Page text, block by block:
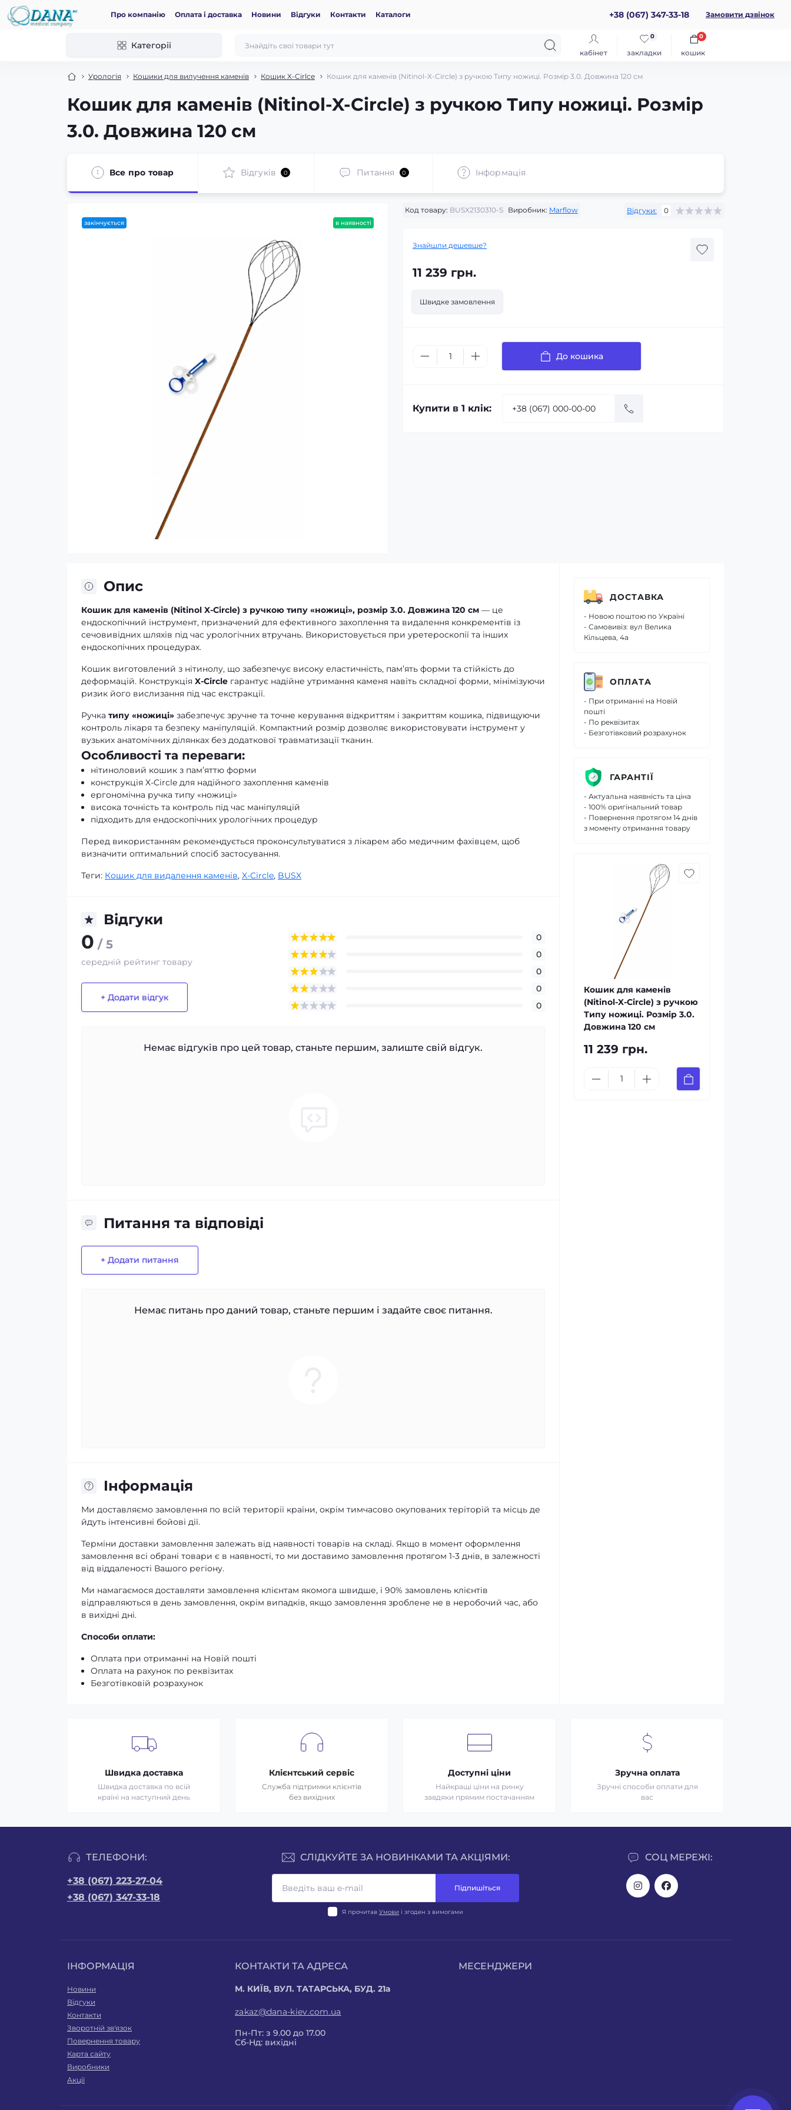
Про компанію Оплата і доставка Новини Відгуки Контакти Каталоги +38 (067) 347-33-18 Замовити дзвінок
Категорії
кабінет закладки
0
кошик
0
Урологія Кошики для вилучення каменів Кошик X-Cirlce Кошик для каменів (Nitinol-X-Circle) з ручкою Типу ножиці. Розмір 3.0. Довжина 120 см
Кошик для каменів (Nitinol-X-Circle) з ручкою Типу ножиці. Розмір
3.0. Довжина 120 см
Все про товар Відгуків 0 Питання 0 Iнформація
закінчується в наявності
Код товару: BUSX2130310-S Виробник: Marflow Відгуки: 0
Знайшли дешевше?
11 239 грн.
Швидке замовлення
До кошика
Купити в 1 клік:
Опис
Кошик для каменів (Nitinol X-Circle) з ручкою типу «ножиці», розмір 3.0. Довжина 120 см — це
ендоскопічний інструмент, призначений для ефективного захоплення та видалення конкрементів із
сечовивідних шляхів під час урологічних втручань. Використовується при уретероскопії та інших
ендоскопічних процедурах.
Кошик виготовлений з нітинолу, що забезпечує високу еластичність, пам’ять форми та стійкість до
деформацій. Конструкція X-Circle гарантує надійне утримання каменя навіть складної форми, мінімізуючи
ризик його вислизання під час екстракції.
Ручка типу «ножиці» забезпечує зручне та точне керування відкриттям і закриттям кошика, підвищуючи
контроль лікаря та безпеку маніпуляцій. Компактний розмір дозволяє використовувати інструмент у
вузьких анатомічних ділянках без додаткової травматизації тканин.
Особливості та переваги:
нітиноловий кошик з пам’яттю форми
конструкція X-Circle для надійного захоплення каменів
ергономічна ручка типу «ножиці»
висока точність та контроль під час маніпуляцій
підходить для ендоскопічних урологічних процедур
Перед використанням рекомендується проконсультуватися з лікарем або медичним фахівцем, щоб
визначити оптимальний спосіб застосування.
Теги: Кошик для видалення каменів, X-Circle, BUSX
Відгуки
0 / 5
середній рейтинг товару
+ Додати відгук
0
0
0
0
0
Немає відгуків про цей товар, станьте першим, залиште свій відгук.
Питання та відповіді
+ Додати питання
Немає питань про даний товар, станьте першим і задайте своє питання.
Iнформація
Ми доставляємо замовлення по всій території країни, окрім тимчасово окупованих теріторій та місць де
йдуть інтенсивні бойові дії.
Терміни доставки замовлення залежать від наявності товарів на складі. Якщо в момент оформлення
замовлення всі обрані товари є в наявності, то ми доставимо замовлення протягом 1-3 днів, в залежності
від віддаленості Вашого регіону.
Ми намагаємося доставляти замовлення клієнтам якомога швидше, і 90% замовлень клієнтів
відправляються в день замовлення, окрім випадків, якщо замовлення зроблене не в неробочий час, або
в вихідні дні.
Способи оплати:
Оплата при отриманні на Новій пошті
Оплата на рахунок по реквізитах
Безготівковій розрахунок
ДОСТАВКА
- Новою поштою по Україні
- Самовивіз: вул Велика
Кільцева, 4а
ОПЛАТА
- При отриманні на Новій
пошті
- По реквізитах
- Безготівковий розрахунок
ГАРАНТІЇ
- Актуальна наявність та ціна
- 100% оригінальний товар
- Повернення протягом 14 днів
з моменту отримання товару
Кошик для каменів
(Nitinol-X-Circle) з ручкою
Типу ножиці. Розмір 3.0.
Довжина 120 см
11 239 грн.
Швидка доставка
Швидка доставка по всій
країні на наступний день
Клієнтський сервіс
Служба підтримки клієнтів
без вихідних
Доступні ціни
Найкращі ціни на ринку
завдяки прямим постачанням
Зручна оплата
Зручні способи оплати для
вас
ТЕЛЕФОНИ:
+38 (067) 223-27-04
+38 (067) 347-33-18
СОЦ МЕРЕЖІ:
СЛІДКУЙТЕ ЗА НОВИНКАМИ ТА АКЦІЯМИ:
Підпишіться
Я прочитав Умови і згоден з вимогами
ІНФОРМАЦІЯ
Новини
Відгуки
Контакти
Зворотній зв'язок
Повернення товару
Карта сайту
Виробники
Акції
КОНТАКТИ ТА АДРЕСА
М. КИЇВ, ВУЛ. ТАТАРСЬКА, БУД. 21а
zakaz@dana-kiev.com.ua
Пн-Пт: з 9.00 до 17.00
Сб-Нд: вихідні
МЕСЕНДЖЕРИ